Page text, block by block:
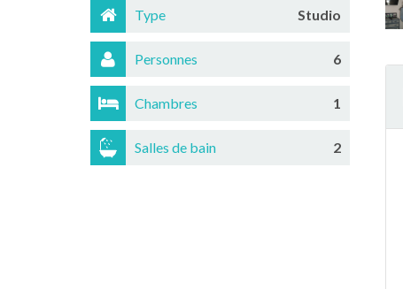
Type Studio
Personnes 6
Chambres 1
Salles de bain 2